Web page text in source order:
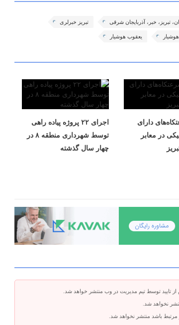
تبریز، خبر، آذربایجان شرقی تبریز خبرلری
هوشیار یعقوب هوشیار
دارای
در معابر
اجرای ۲۲ پروژه پیاده راهی
توسط شهرداری منطقه ۸ در
چهار سال گذشته
تایید توسط تیم مدیریت در وب منتشر خواهد شد.
نخواهد شد.
مرتبط باشد منتشر نخواهد شد.